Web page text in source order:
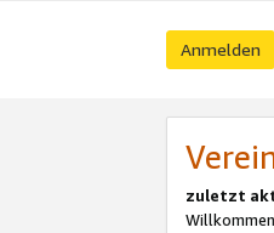
Anmelden
zuletzt